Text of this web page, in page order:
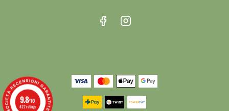
9.8/10
422 ratings